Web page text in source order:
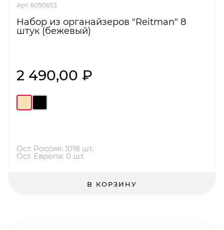
Арт. 8090853
Набор из органайзеров "Reitman" 8
штук (бежевый)
2 490,00 ₽
Ост. Россия: 1018 шт.
Ост. Европа: 0 шт.
В КОРЗИНУ